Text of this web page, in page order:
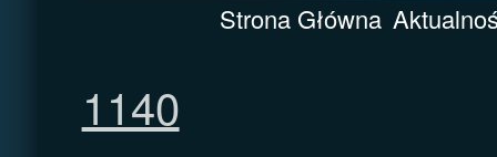
Strona Główna
1140